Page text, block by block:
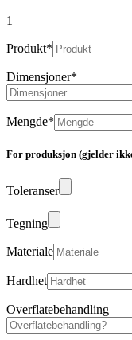
1
Produkt*
Dimensjoner*
Mengde*
For produksjon (gjelder
Toleranser
Tegning
Materiale
Hardhet
Overflatebehandling